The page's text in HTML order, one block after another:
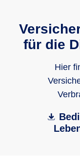
für die
Hier